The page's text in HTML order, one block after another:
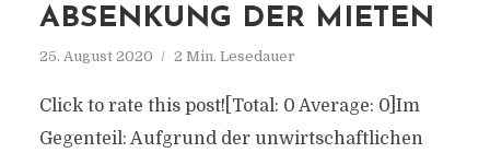
ABSENKUNG DER MIETEN
25. August 2020 2 Min. Lesedauer
Click to rate this post![Total: 0 Average: 0]Im
Gegenteil: Aufgrund der unwirtschaftlichen